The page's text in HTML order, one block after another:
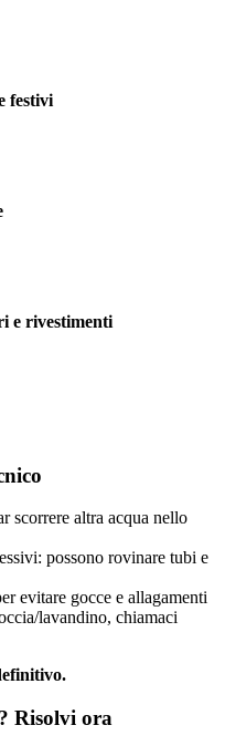
festivi
e rivestimenti
scorrere altra acqua nello
possono rovinare tubi e
evitare gocce e allagamenti
lavandino, chiamaci
Risolvi ora